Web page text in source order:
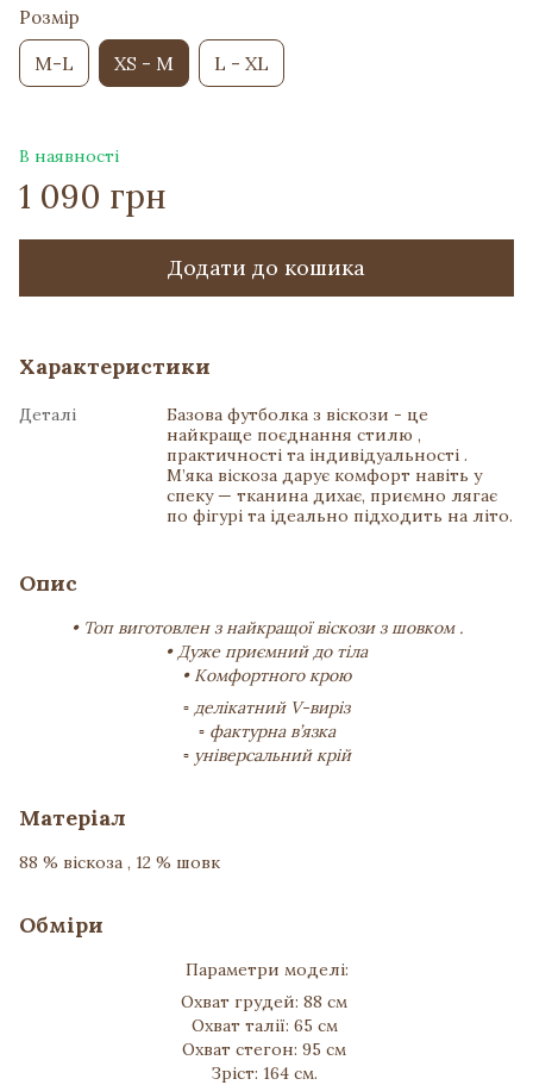
Розмір
M-L XS - M L - XL
В наявності
1 090 грн
Додати до кошика
Характеристики
Деталі
Базова футболка з віскози - це
найкраще поєднання стилю ,
практичності та індивідуальності .
М’яка віскоза дарує комфорт навіть у
спеку — тканина дихає, приємно лягає
по фігурі та ідеально підходить на літо.
Опис
• Топ виготовлен з найкращої віскози з шовком .
• Дуже приємний до тіла
• Комфортного крою
▫️ делікатний V-виріз
▫️ фактурна в’язка
▫️ універсальний крій
Матеріал
88 % віскоза , 12 % шовк
Обміри
Параметри моделі:
Охват грудей: 88 см
Охват талії: 65 см
Охват стегон: 95 см
Зріст: 164 см.